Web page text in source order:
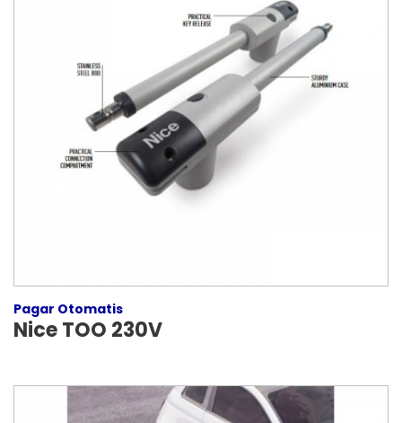
Pagar Otomatis
Nice TOO 230V